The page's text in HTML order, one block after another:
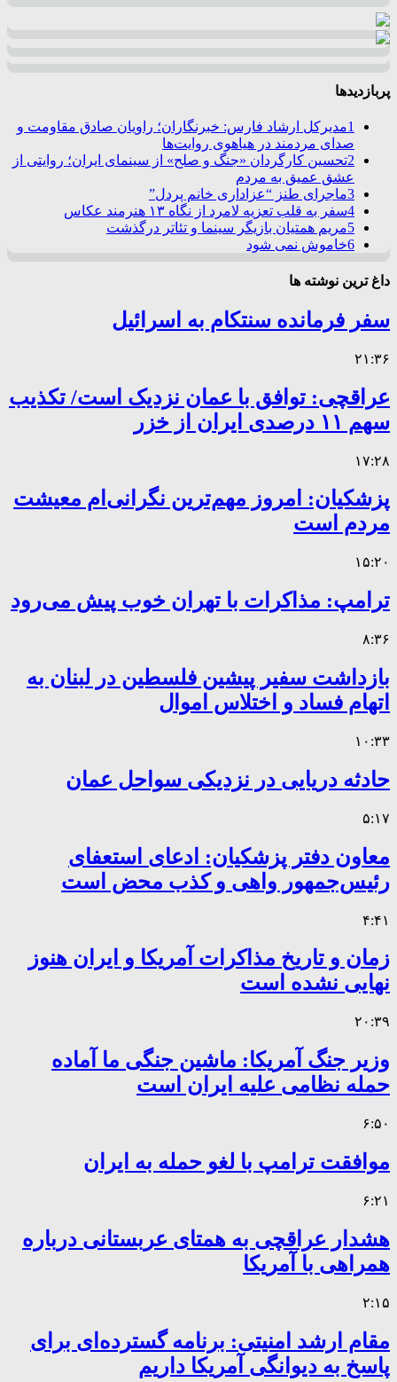
پربازدیدها
1مدیرکل ارشاد فارس: خبرنگاران؛ راویان صادق مقاومت و
صدای مردمند در هیاهوی روایت‌ها
2تحسین کارگردان «جنگ و صلح» از سینمای ایران؛ روایتی از
عشق عمیق به مردم
3ماجرای طنز “عزاداری خانم پردل”
4سفر به قلب تعزیه لامرد از نگاه ۱۳ هنرمند عکاس
5مریم همتیان بازیگر سینما و تئاتر درگذشت
6خاموش نمی شود
داغ ترین نوشته ها
سفر فرمانده سنتکام به اسرائیل
۲۱:۳۶
عراقچی: توافق با عمان نزدیک است/ تکذیب
سهم ۱۱ درصدی ایران از خزر
۱۷:۲۸
پزشکیان: امروز مهم‌ترین نگرانی‌ام معیشت
مردم است
۱۵:۲۰
ترامپ: مذاکرات با تهران خوب پیش می‌رود
۸:۳۶
بازداشت سفیر پیشین فلسطین در لبنان به
اتهام فساد و اختلاس اموال
۱۰:۳۳
حادثه دریایی در نزدیکی سواحل عمان
۵:۱۷
معاون دفتر پزشکیان: ادعای استعفای
رئیس‌جمهور واهی و کذب محض است
۴:۴۱
زمان و تاریخ مذاکرات آمریکا و ایران هنوز
نهایی نشده است
۲۰:۳۹
وزیر جنگ آمریکا: ماشین جنگی ما آماده
حمله نظامی علیه ایران است
۶:۵۰
موافقت ترامپ با لغو حمله به ایران
۶:۲۱
هشدار عراقچی به همتای عربستانی درباره
همراهی با آمریکا
۲:۱۵
مقام ارشد امنیتی: برنامه گسترده‌ای برای
پاسخ به دیوانگی آمریکا داریم